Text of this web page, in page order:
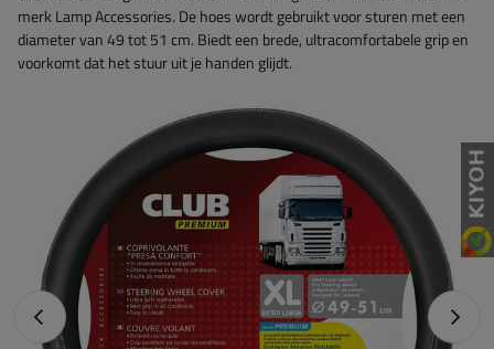
merk Lamp Accessories. De hoes wordt gebruikt voor sturen met een
diameter van 49 tot 51 cm. Biedt een brede, ultracomfortabele grip en
voorkomt dat het stuur uit je handen glijdt.
Vorige foto